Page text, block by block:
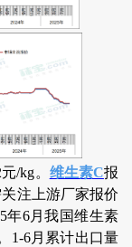
/kg。 维生素C报
注上游厂家报价
年6月我国维生素
1-6月累计出口量